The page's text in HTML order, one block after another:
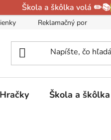
Škola a škôlka volá ✏️📚
Reklamačný poriadok
Hračky Škola a škôlka